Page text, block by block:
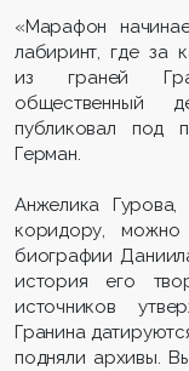
«Марафон
лабиринт, где за
из граней
общественный
публиковал под
Герман.
Анжелика
коридору, можно
биографии
история его
источников
Гранина
подняли архивы.